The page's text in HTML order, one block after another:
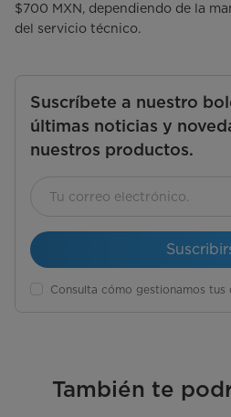
$700 MXN, dependiendo de la
del servicio técnico.
Suscríbete a nuestro
últimas noticias y
nuestros productos.
Consulta cómo gestionamos tus
También te